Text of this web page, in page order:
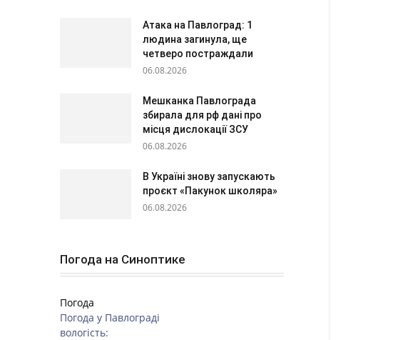
Атака на Павлоград: 1
людина загинула, ще
четверо постраждали
06.08.2026
Мешканка Павлограда
збирала для рф дані про
місця дислокації ЗСУ
06.08.2026
В Україні знову запускають
проєкт «Пакунок школяра»
06.08.2026
Погода на Синоптике
Погода
Погода у Павлограді
вологість: